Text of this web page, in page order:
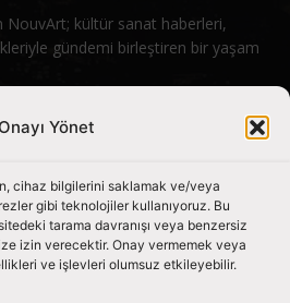
Yönet
cihaz bilgilerini saklamak ve/veya
gibi teknolojiler kullanıyoruz. Bu
tarama davranışı veya benzersiz
izin verecektir. Onay vermemek veya
ve işlevleri olumsuz etkileyebilir.
NouvArt; kültür sanat haberleri,
gündemi birleştiren bir yaşam
Takip Edin